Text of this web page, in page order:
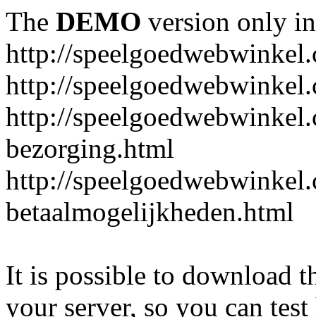
The DEMO version only
http://
http://
http://
bezorging.html
http://
betaalmogelijkheden.html
It is possible to download
your server, so you can